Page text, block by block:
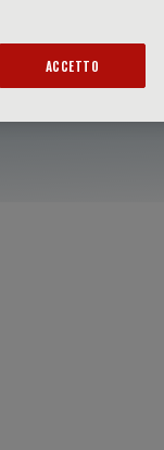
ACCETTO